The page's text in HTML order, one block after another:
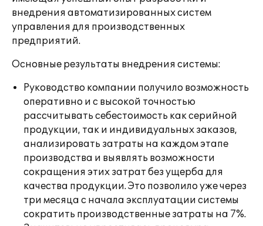
внедрения автоматизированных систем
управления для производственных
предприятий.
Основные результаты внедрения системы:
Руководство компании получило возможность
оперативно и с высокой точностью
рассчитывать себестоимость как серийной
продукции, так и индивидуальных заказов,
анализировать затраты на каждом этапе
производства и выявлять возможности
сокращения этих затрат без ущерба для
качества продукции. Это позволило уже через
три месяца с начала эксплуатации системы
сократить производственные затраты на 7%.